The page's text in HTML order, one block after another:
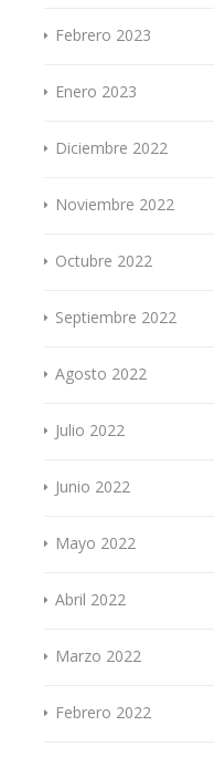
Febrero 2023
Enero 2023
Diciembre 2022
Noviembre 2022
Octubre 2022
Septiembre 2022
Agosto 2022
Julio 2022
Junio 2022
Mayo 2022
Abril 2022
Marzo 2022
Febrero 2022